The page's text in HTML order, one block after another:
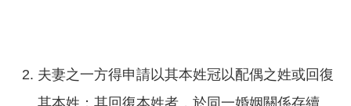
夫妻之一方得申請以其本姓冠以配偶之姓或回復